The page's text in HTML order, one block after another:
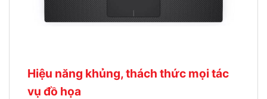
Hiệu năng khủng, thách thức mọi tác
vụ đồ họa